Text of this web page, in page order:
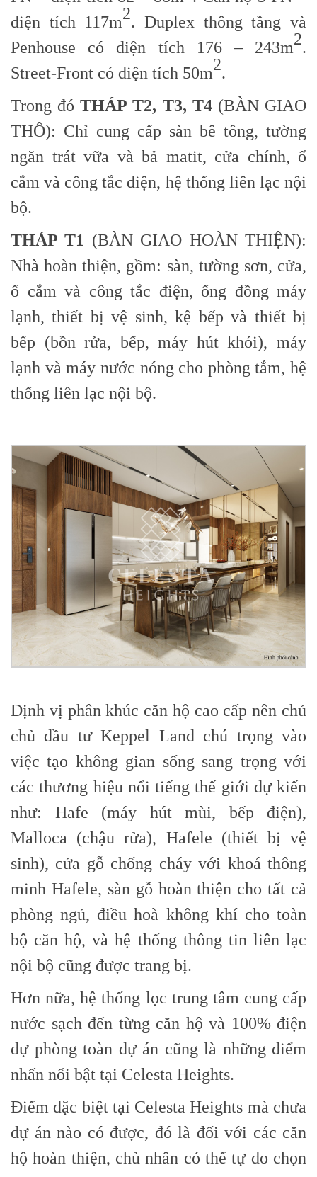
diện tích 117m2. Duplex thông tầng và
Penhouse có diện tích 176 – 243m2.
Street-Front có diện tích 50m2.
Trong đó THÁP T2, T3, T4(BÀN GIAO
THÔ): Chỉ cung cấp sàn bê tông, tường
ngăn trát vữa và bả matit, cửa chính, ổ
cắm và công tắc điện, hệ thống liên lạc nội
bộ.
THÁP T1 (BÀN GIAO HOÀN THIỆN):
Nhà hoàn thiện, gồm: sàn, tường sơn, cửa,
ổ cắm và công tắc điện, ống đồng máy
lạnh, thiết bị vệ sinh, kệ bếp và thiết bị
bếp (bồn rửa, bếp, máy hút khói), máy
lạnh và máy nước nóng cho phòng tắm, hệ
thống liên lạc nội bộ.
Định vị phân khúc căn hộ cao cấp nên chủ
chủ đầu tư Keppel Land chú trọng vào
việc tạo không gian sống sang trọng với
các thương hiệu nổi tiếng thế giới dự kiến
như: Hafe (máy hút mùi, bếp điện),
Malloca (chậu rửa), Hafele (thiết bị vệ
sinh), cửa gỗ chống cháy với khoá thông
minh Hafele, sàn gỗ hoàn thiện cho tất cả
phòng ngủ, điều hoà không khí cho toàn
bộ căn hộ, và hệ thống thông tin liên lạc
nội bộ cũng được trang bị.
Hơn nữa, hệ thống lọc trung tâm cung cấp
nước sạch đến từng căn hộ và 100% điện
dự phòng toàn dự án cũng là những điểm
nhấn nổi bật tại Celesta Heights.
Điểm đặc biệt tại Celesta Heights mà chưa
dự án nào có được, đó là đối với các căn
hộ hoàn thiện, chủ nhân có thể tự do chọn